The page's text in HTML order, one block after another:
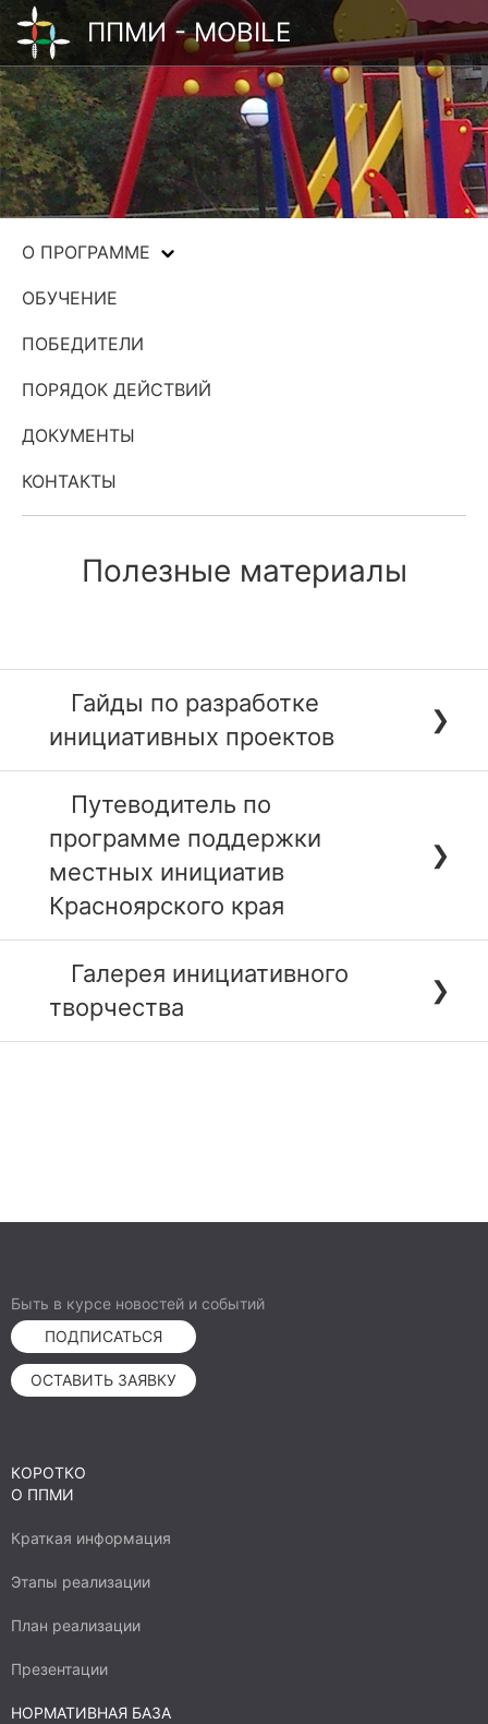
ППМИ - MOBILE
О ПРОГРАММЕ
ОБУЧЕНИЕ
ПОБЕДИТЕЛИ
ПОРЯДОК ДЕЙСТВИЙ
ДОКУМЕНТЫ
КОНТАКТЫ
⁣Полезные материалы
Гайды по разработке
инициативных проектов
❯
Путеводитель по
программе поддержки
местных инициатив
Красноярского края
❯
Галерея инициативного
творчества
❯
Быть в курсе новостей и событий
ПОДПИСАТЬСЯ
ОСТАВИТЬ ЗАЯВКУ
КОРОТКО
О ППМИ
Краткая информация
Этапы реализации
План реализации
Презентации
НОРМАТИВНАЯ БАЗА